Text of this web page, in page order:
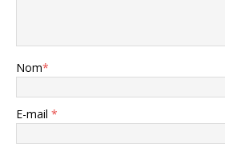
Nom*
E-mail *